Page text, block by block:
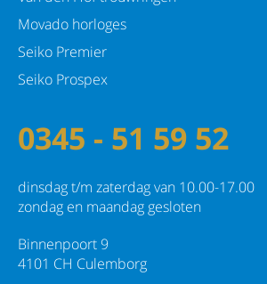
Movado horloges
Seiko Premier
Seiko Prospex
0345 - 51 59 52
dinsdag t/m zaterdag van 10.00-17.00
zondag en maandag gesloten
Binnenpoort 9
4101 CH Culemborg